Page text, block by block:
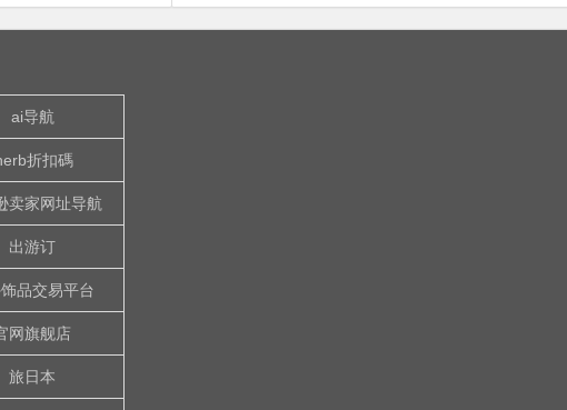
ai导航
折扣碼
卖家网址导航
出游订
品交易平台
网旗舰店
旅日本